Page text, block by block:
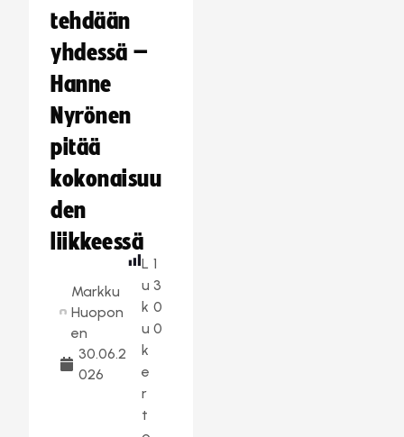
tehdään
yhdessä –
Hanne
Nyrönen
pitää
kokonaisuu
den
liikkeessä
Markku
Huopon
en
30.06.2
026
L
u
k
u
k
e
r
t
1
3
0
0